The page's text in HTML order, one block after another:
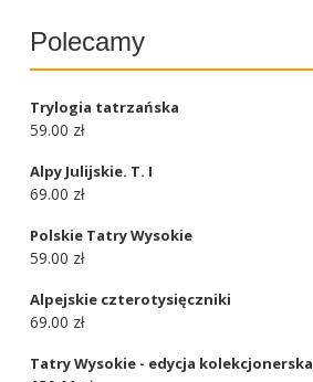
Polecamy
Trylogia tatrzańska
59.00 zł
Alpy Julijskie. T. I
69.00 zł
Polskie Tatry Wysokie
59.00 zł
Alpejskie czterotysięczniki
69.00 zł
Tatry Wysokie - edycja kolekcjonerska